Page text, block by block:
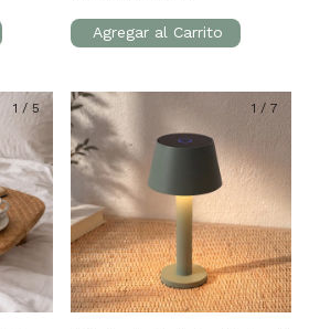
1 / 5 1 / 7